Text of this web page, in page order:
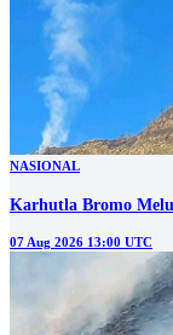
NASIONAL
Karhutla Bromo
07 Aug 2026 13:00 UTC